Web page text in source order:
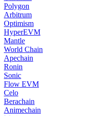
Polygon
Arbitrum
Optimism
HyperEVM
Mantle
World Chain
Apechain
Ronin
Sonic
Flow EVM
Celo
Berachain
Animechain